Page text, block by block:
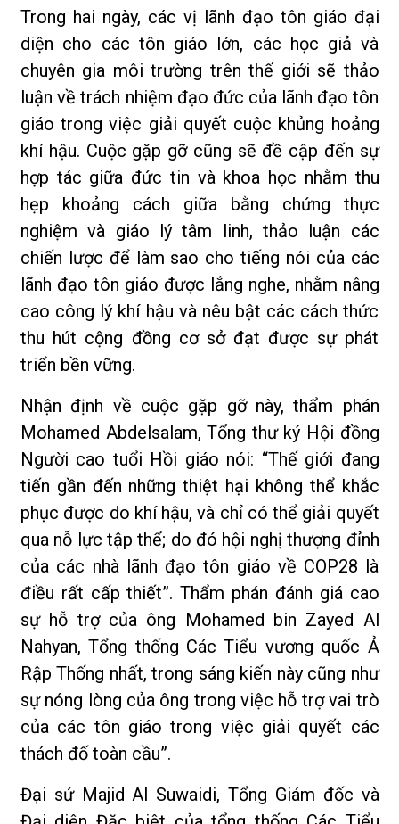
Trong hai ngày, các vị lãnh đạo tôn giáo đại
diện cho các tôn giáo lớn, các học giả và
chuyên gia môi trường trên thế giới sẽ thảo
luận về trách nhiệm đạo đức của lãnh đạo tôn
giáo trong việc giải quyết cuộc khủng hoảng
khí hậu. Cuộc gặp gỡ cũng sẽ đề cập đến sự
hợp tác giữa đức tin và khoa học nhằm thu
hẹp khoảng cách giữa bằng chứng thực
nghiệm và giáo lý tâm linh, thảo luận các
chiến lược để làm sao cho tiếng nói của các
lãnh đạo tôn giáo được lắng nghe, nhằm nâng
cao công lý khí hậu và nêu bật các cách thức
thu hút cộng đồng cơ sở đạt được sự phát
triển bền vững.
Nhận định về cuộc gặp gỡ này, thẩm phán
Mohamed Abdelsalam, Tổng thư ký Hội đồng
Người cao tuổi Hồi giáo nói: “Thế giới đang
tiến gần đến những thiệt hại không thể khắc
phục được do khí hậu, và chỉ có thể giải quyết
qua nỗ lực tập thể; do đó hội nghị thượng đỉnh
của các nhà lãnh đạo tôn giáo về COP28 là
điều rất cấp thiết”. Thẩm phán đánh giá cao
sự hỗ trợ của ông Mohamed bin Zayed Al
Nahyan, Tổng thống Các Tiểu vương quốc Ả
Rập Thống nhất, trong sáng kiến này cũng như
sự nóng lòng của ông trong việc hỗ trợ vai trò
của các tôn giáo trong việc giải quyết các
thách đố toàn cầu”.
Đại sứ Majid Al Suwaidi, Tổng Giám đốc và